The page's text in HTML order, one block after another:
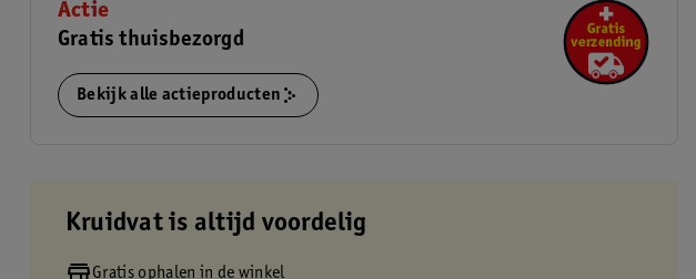
Actie
Gratis thuisbezorgd
Bekijk alle actieproducten
Kruidvat is altijd voordelig
Gratis ophalen in de winkel